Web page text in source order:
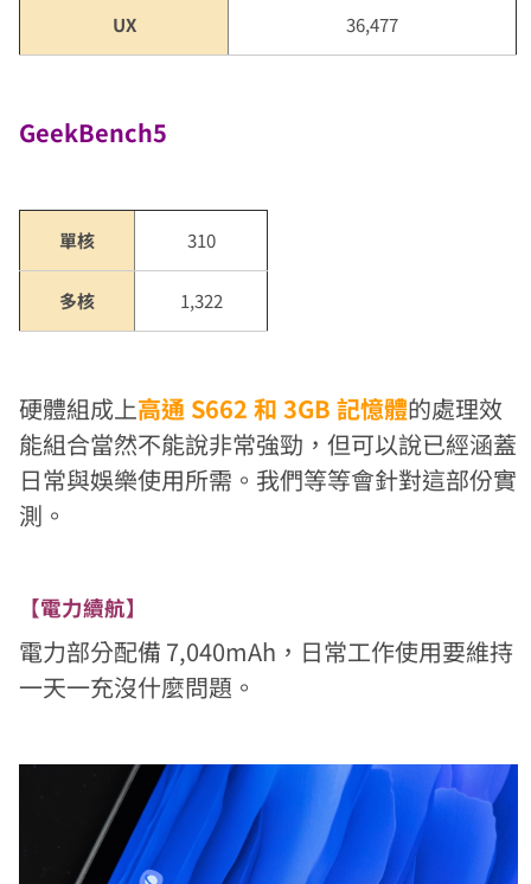
UX 36,477
GeekBench5
單核 310
多核 1,322
硬體組成上高通 S662 和 3GB 記憶體的處理效
能組合當然不能說非常強勁，但可以說已經涵蓋
日常與娛樂使用所需。我們等等會針對這部份實
測。
【電力續航】
電力部分配備 7,040mAh，日常工作使用要維持
一天一充沒什麼問題。